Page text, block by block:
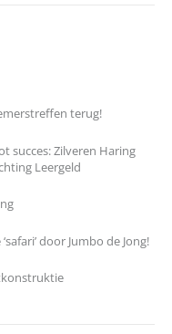
terug!
succes: Zilveren Haring
Leergeld
door Jumbo de Jong!